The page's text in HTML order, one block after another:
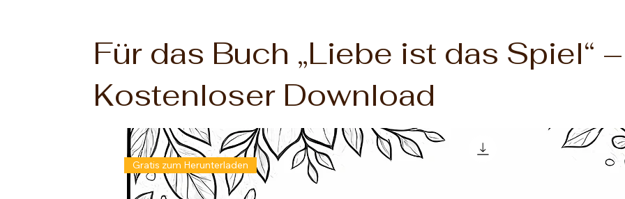
Für das Buch „Liebe ist das Spiel“ –
Kostenloser Download
Gratis zum Herunterladen